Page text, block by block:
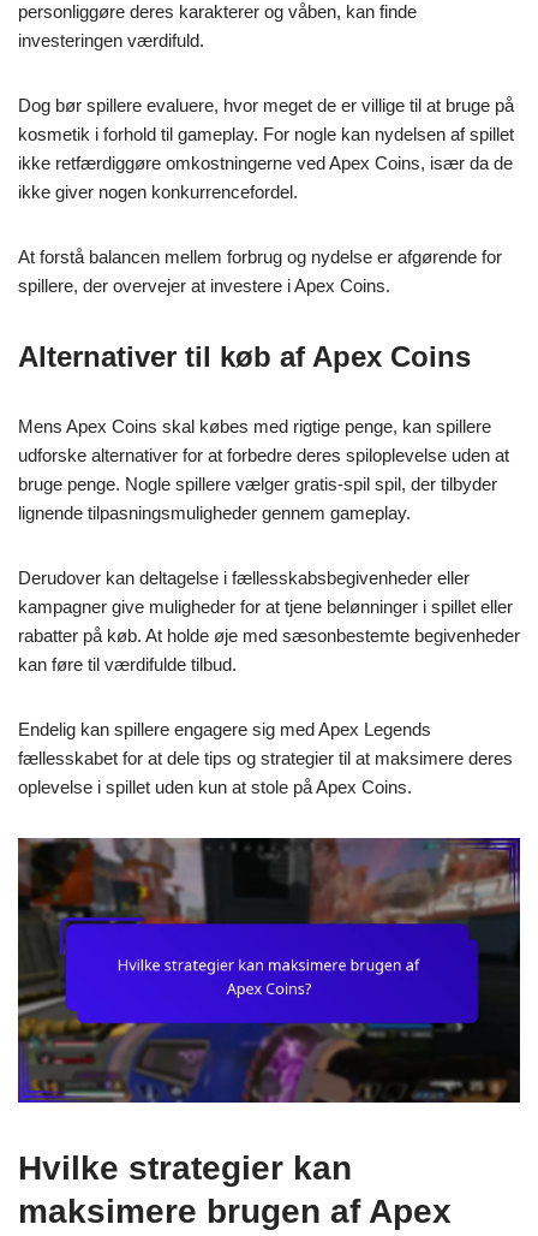
personliggøre deres karakterer og våben, kan finde
investeringen værdifuld.
Dog bør spillere evaluere, hvor meget de er villige til at bruge på
kosmetik i forhold til gameplay. For nogle kan nydelsen af spillet
ikke retfærdiggøre omkostningerne ved Apex Coins, især da de
ikke giver nogen konkurrencefordel.
At forstå balancen mellem forbrug og nydelse er afgørende for
spillere, der overvejer at investere i Apex Coins.
Alternativer til køb af Apex Coins
Mens Apex Coins skal købes med rigtige penge, kan spillere
udforske alternativer for at forbedre deres spiloplevelse uden at
bruge penge. Nogle spillere vælger gratis-spil spil, der tilbyder
lignende tilpasningsmuligheder gennem gameplay.
Derudover kan deltagelse i fællesskabsbegivenheder eller
kampagner give muligheder for at tjene belønninger i spillet eller
rabatter på køb. At holde øje med sæsonbestemte begivenheder
kan føre til værdifulde tilbud.
Endelig kan spillere engagere sig med Apex Legends
fællesskabet for at dele tips og strategier til at maksimere deres
oplevelse i spillet uden kun at stole på Apex Coins.
Hvilke strategier kan
maksimere brugen af Apex